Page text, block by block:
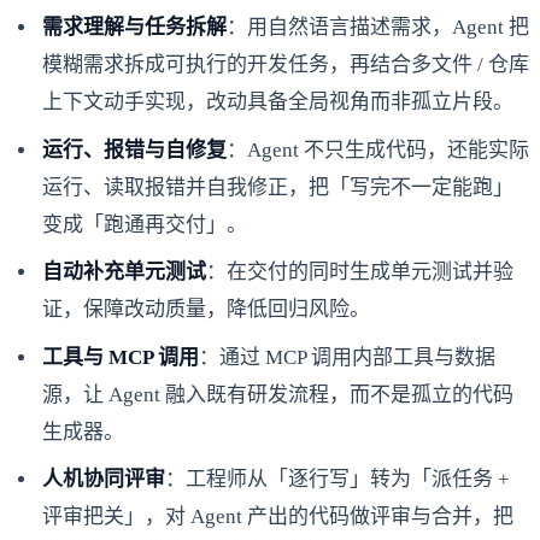
需求理解与任务拆解：用自然语言描述需求，Agent 把
模糊需求拆成可执行的开发任务，再结合多文件 / 仓库
上下文动手实现，改动具备全局视角而非孤立片段。
运行、报错与自修复 ：Agent 不只生成代码，还能实际
运行、读取报错并自我修正，把「写完不一定能跑」
变成「跑通再交付」。
自动补充单元测试：在交付的同时生成单元测试并验
证，保障改动质量，降低回归风险。
工具与 MCP 调用 ：通过 MCP 调用内部工具与数据
源，让 Agent 融入既有研发流程，而不是孤立的代码
生成器。
人机协同评审：工程师从「逐行写」转为「派任务 +
评审把关」，对 Agent 产出的代码做评审与合并，把